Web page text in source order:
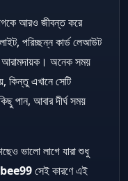
আরও জীবন্ত করে
পরিচ্ছন্ন কার্ড লেআউট
আরামদায়ক। অনেক সময়
কিন্তু এখানে সেটি
পান, আবার দীর্ঘ সময়
ভালো লাগে যারা শুধু
bee99সেই কারণে এই